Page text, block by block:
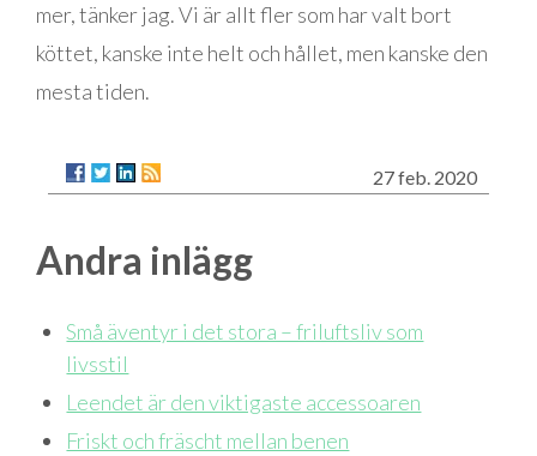
mer, tänker jag. Vi är allt fler som har valt bort
köttet, kanske inte helt och hållet, men kanske den
mesta tiden.
27 feb. 2020
Andra inlägg
Små äventyr i det stora – friluftsliv som
livsstil
Leendet är den viktigaste accessoaren
Friskt och fräscht mellan benen